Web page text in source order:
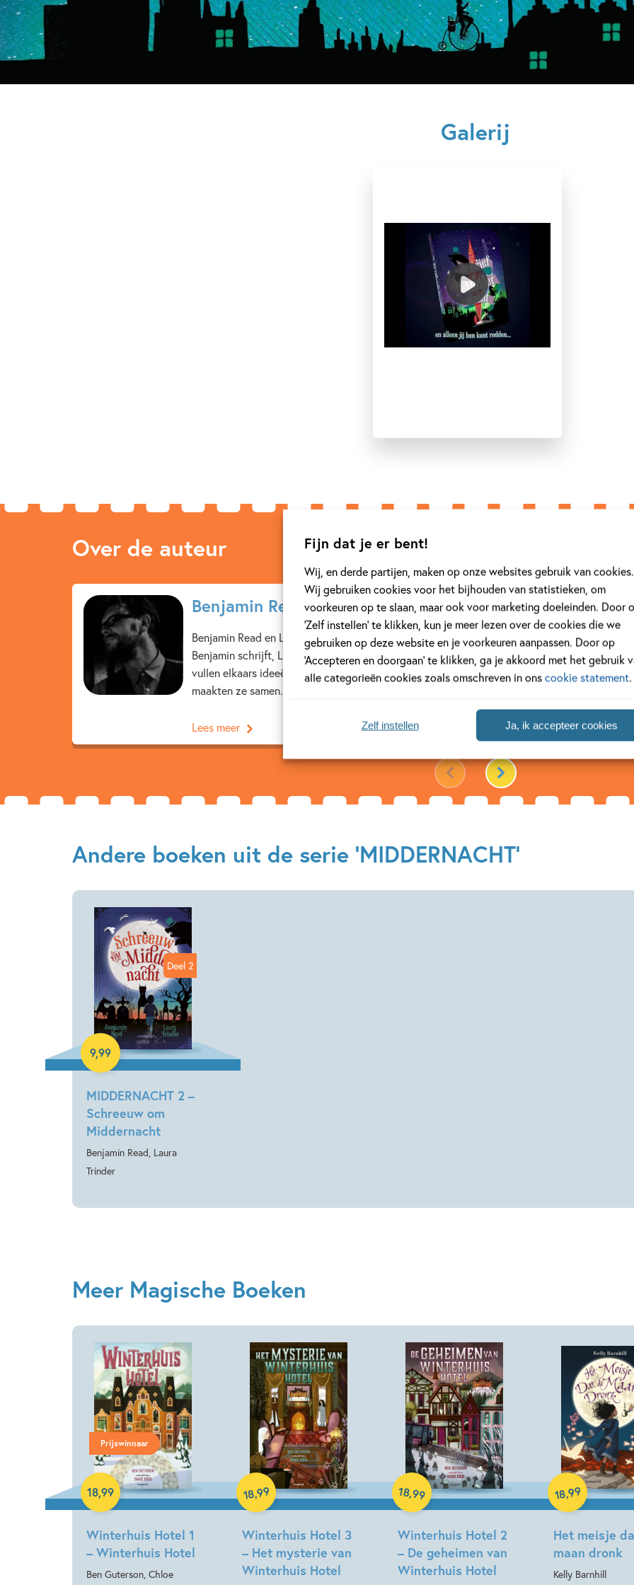
Fijn dat je er bent!
Wij, en derde partijen, maken op onze websites gebruik van cookies.
Wij gebruiken cookies voor het bijhouden van statistieken, om
voorkeuren op te slaan, maar ook voor marketing doeleinden. Door
‘Zelf instellen’ te klikken, kun je meer lezen over de cookies die we
gebruiken op deze website en je voorkeuren aanpassen. Door op
‘Accepteren en doorgaan’ te klikken, ga je akkoord met het gebruik
alle categorieën cookies zoals omschreven in onscookie statement.
Ja, ik accepteer cookies
Zelf instellen
Familie & gezin
Fantasie
Vriendschap
Benjamin Read
Galerij
Over de auteur
Benjamin Read
Benjamin Read en Laura Trinder zijn co-auteurs.
Benjamin schrijft, Laura maakt illustraties, en ze
vullen elkaars ideeën en verhaallijnen aan. Eerder
maakten ze samen...
Lees meer
Laura
Laura
maakt
ideeën en
Lees meer
Andere boeken uit de serie 'MIDDERNACHT'
Deel 2
MIDDERNACHT 2 –
Schreeuw om
Middernacht
Benjamin Read, Laura
Trinder
9,99
E-book
Meer Magische Boeken
Prijswinnaar
Winterhuis Hotel 1
– Winterhuis Hotel
Ben Guterson, Chloe
18,99
Hardcover
Winterhuis Hotel 3
– Het mysterie van
Winterhuis Hotel
18,99
Hardcover
Winterhuis Hotel 2
– De geheimen van
Winterhuis Hotel
18,99
Hardcover
Het meisje
maan dronk
Kelly Barnhill
18,99
Hardcover